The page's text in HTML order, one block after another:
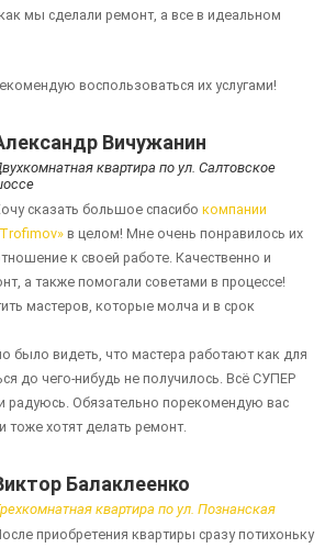
мы сделали ремонт, а все в идеальном
воспользоваться их услугами!
Вичужанин
квартира по ул. Салтовское
сказать большое спасибо компании
в целом! Мне очень понравилось их
к своей работе. Качественно и
а также помогали советами в процессе!
мастеров, которые молча и в срок
было видеть, что мастера работают как для
до чего-нибудь не получилось. Всё СУПЕР
радуюсь. Обязательно порекомендую вас
хотят делать ремонт.
Балаклеенко
квартира по ул. Познанская
приобретения квартиры сразу потихоньку